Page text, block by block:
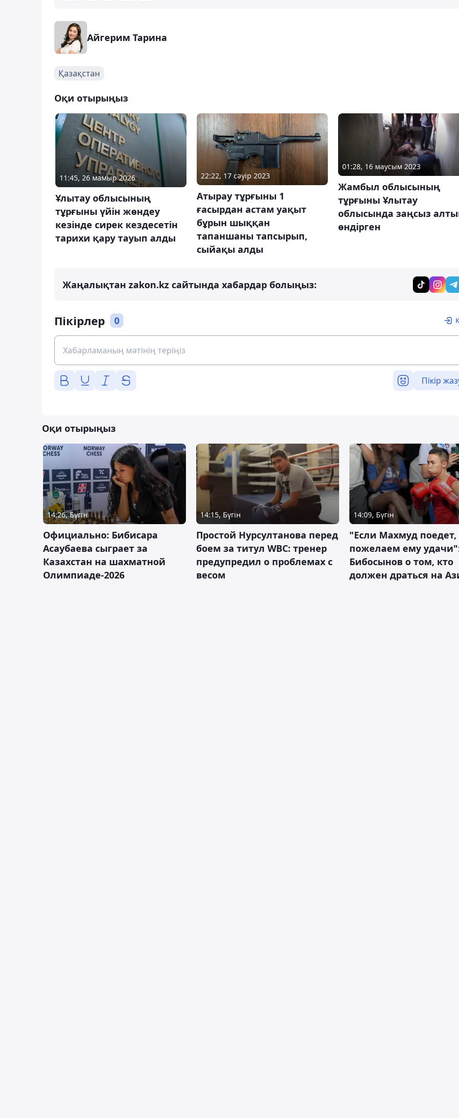
Айгерим Тарина
Қазақстан
Оқи отырыңыз
11:45, 26 мамыр 2026
Ұлытау облысының
тұрғыны үйін жөндеу
кезінде сирек кездесетін
тарихи қару тауып алды
22:22, 17 сәуір 2023
Атырау тұрғыны 1
ғасырдан астам уақыт
бұрын шыққан
тапаншаны тапсырып,
сыйақы алды
01:28, 16 маусым 2023
Жамбыл облысының
тұрғыны Ұлытау
облысында заңсыз
өндірген
Жаңалықтан zakon.kz сайтында хабардар болыңыз:
Пікірлер 0
Пікір
Оқи отырыңыз
14:26, Бүгін
Официально: Бибисара
Асаубаева сыграет за
Казахстан на шахматной
Олимпиаде-2026
14:15, Бүгін
Простой Нурсултанова перед
боем за титул WBC: тренер
предупредил о проблемах с
весом
14:09, Бүгін
"Если Махмуд
пожелаем ему
Бибосынов о том, кто
должен драться на